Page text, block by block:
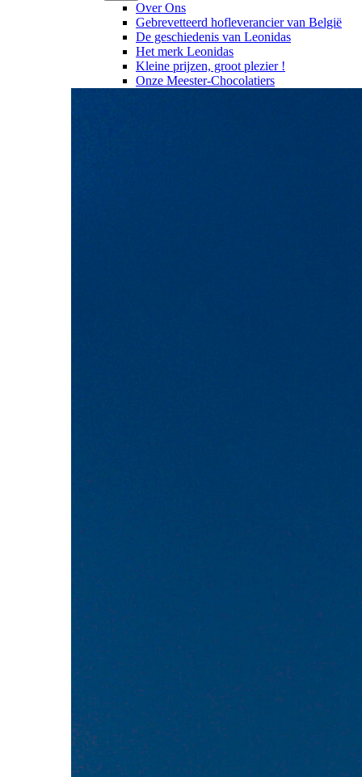
Over Ons
Gebrevetteerd hofleverancier van België
De geschiedenis van Leonidas
Het merk Leonidas
Kleine prijzen, groot plezier !
Onze Meester-Chocolatiers